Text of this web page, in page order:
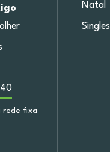
rede fixa
Natal